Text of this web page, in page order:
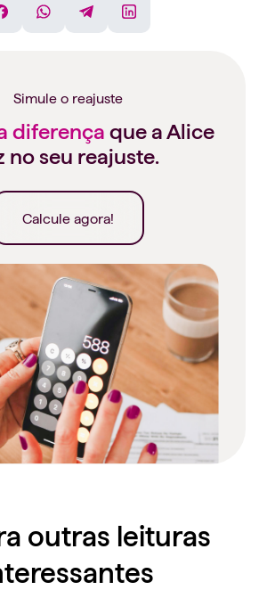
FacebookWhatsAppTelegramLinkedin
Simule o reajuste
diferença que a Alice
no seu reajuste.
Calcule agora!
outras leituras